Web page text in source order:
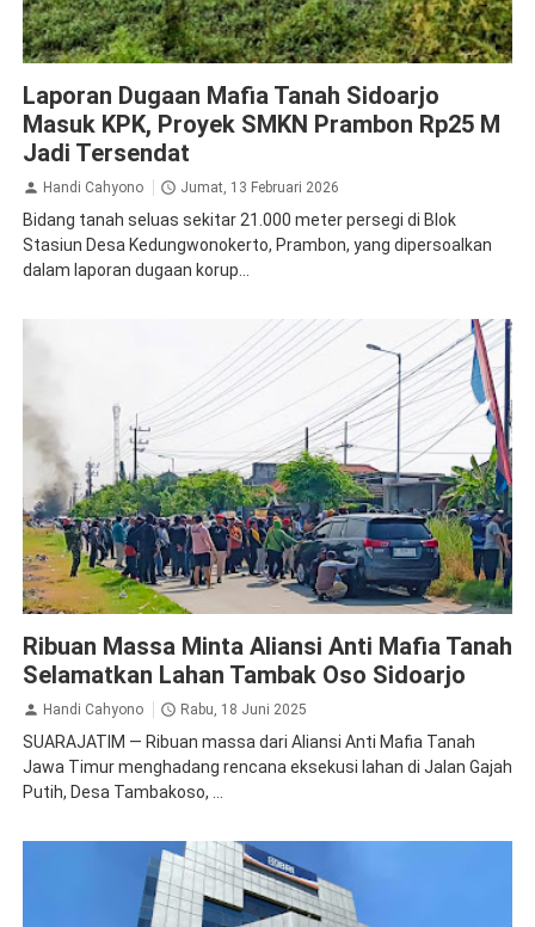
Laporan Dugaan Mafia Tanah Sidoarjo
Masuk KPK, Proyek SMKN Prambon Rp25 M
Jadi Tersendat
Handi Cahyono Jumat, 13 Februari 2026
Bidang tanah seluas sekitar 21.000 meter persegi di Blok
Stasiun Desa Kedungwonokerto, Prambon, yang dipersoalkan
dalam laporan dugaan korup...
Ribuan Massa Minta Aliansi Anti Mafia Tanah
Selamatkan Lahan Tambak Oso Sidoarjo
Handi Cahyono Rabu, 18 Juni 2025
SUARAJATIM — Ribuan massa dari Aliansi Anti Mafia Tanah
Jawa Timur menghadang rencana eksekusi lahan di Jalan Gajah
Putih, Desa Tambakoso, ...